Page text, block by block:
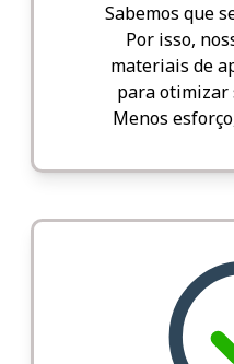
Sabemos que
Por isso,
materiais de
para otimizar
Menos